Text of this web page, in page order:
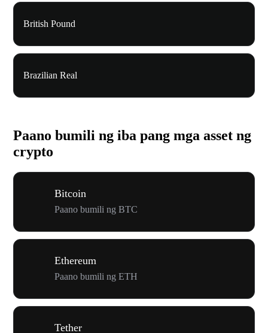
British Pound
Brazilian Real
Paano bumili ng iba pang mga asset ng
crypto
Bitcoin
Paano bumili ng BTC
Ethereum
Paano bumili ng ETH
Tether